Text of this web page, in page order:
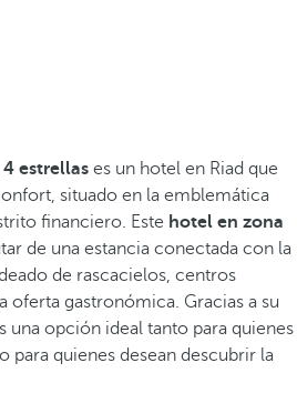
4 estrellas es un hotel en Riad que
situado en la emblemática
financiero. Este hotel en zona
de una estancia conectada con la
de rascacielos, centros
oferta gastronómica. Gracias a su
una opción ideal tanto para quienes
para quienes desean descubrir la